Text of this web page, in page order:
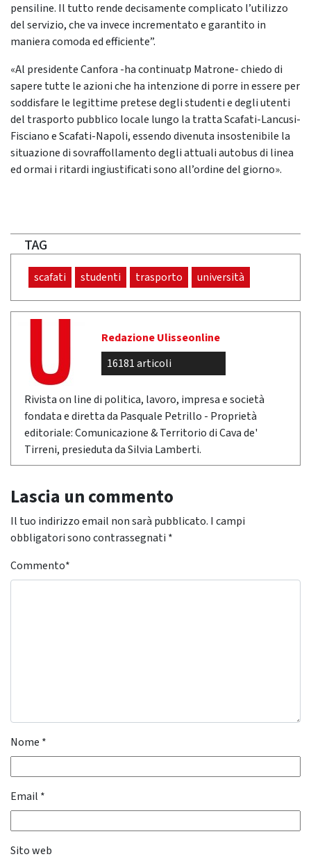
pensiline. Il tutto rende decisamente complicato l’utilizzo
del servizio, che va invece incrementato e garantito in
maniera comoda ed efficiente”.
«Al presidente Canfora -ha continuatp Matrone- chiedo di
sapere tutte le azioni che ha intenzione di porre in essere per
soddisfare le legittime pretese degli studenti e degli utenti
del trasporto pubblico locale lungo la tratta Scafati-Lancusi-
Fisciano e Scafati-Napoli, essendo divenuta insostenibile la
situazione di sovraffollamento degli attuali autobus di linea
ed ormai i ritardi ingiustificati sono all’ordine del giorno».
TAG
scafati studenti trasporto università
Redazione Ulisseonline
16181 articoli
Rivista on line di politica, lavoro, impresa e società
fondata e diretta da Pasquale Petrillo - Proprietà
editoriale: Comunicazione & Territorio di Cava de'
Tirreni, presieduta da Silvia Lamberti.
Lascia un commento
Il tuo indirizzo email non sarà pubblicato. I campi
obbligatori sono contrassegnati *
Commento*
Nome *
Email *
Sito web